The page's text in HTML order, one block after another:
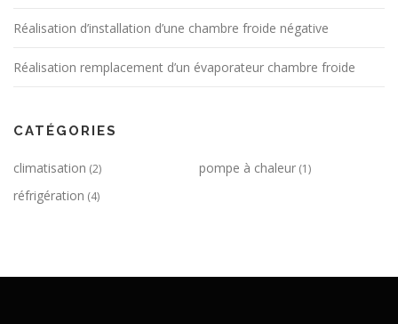
Réalisation d’installation d’une chambre froide négative
Réalisation remplacement d’un évaporateur chambre froide
CATÉGORIES
climatisation (2) pompe à chaleur (1)
réfrigération (4)